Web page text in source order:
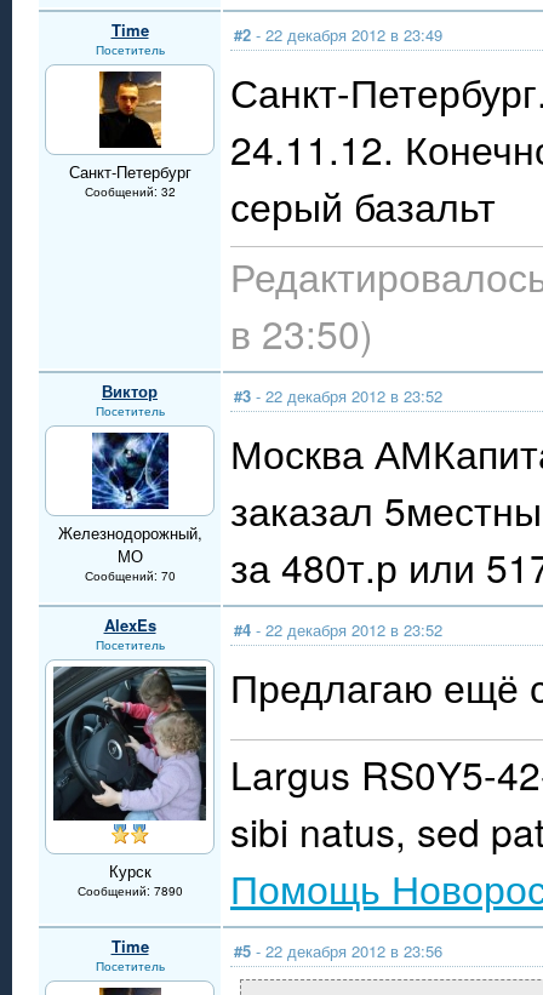
Time
Посетитель
Санкт-Петербург
Сообщений: 32
#2 - 22 декабря 2012 в 23:49
Санкт-
24.11.12.
серый базальт
в 23:50)
Виктор
Посетитель
Железнодорожный,
МО
Сообщений: 70
#3 - 22 декабря 2012 в 23:52
Москва
заказал
за 480т.р или
AlexEs
Посетитель
Курск
Сообщений: 7890
#4 - 22 декабря 2012 в 23:52
Предлагаю ещё
Largus RS0Y5-
sibi natus, sed
Помощь
Time
Посетитель
#5 - 22 декабря 2012 в 23:56